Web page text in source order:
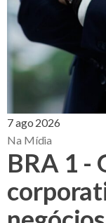
7 ago 2026
Na Mídia
BRA 1 -